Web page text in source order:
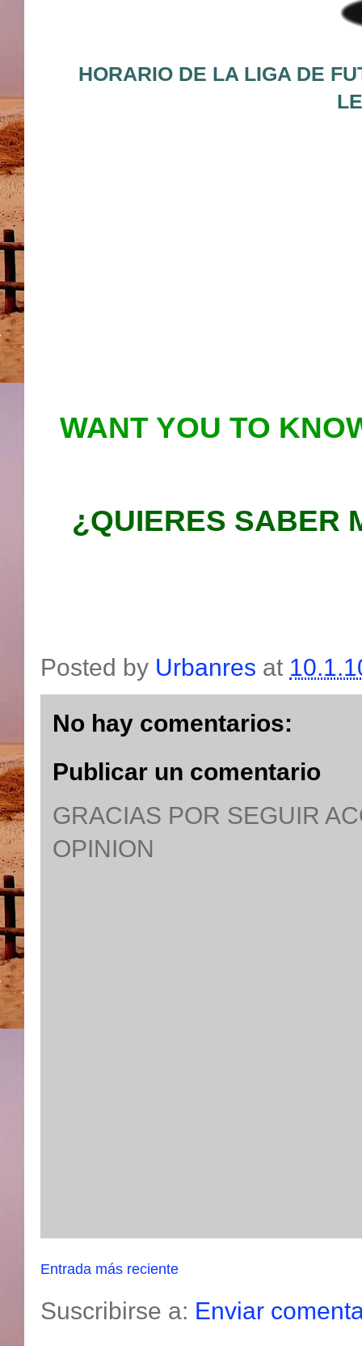
HORARIO DE LA LIGA DE
WANT YOU TO
¿QUIERES SABER
Posted by Urbanres at
No hay comentarios:
Publicar un comentario
GRACIAS POR SEGUIR
OPINION
Entrada más reciente
Suscribirse a: Enviar